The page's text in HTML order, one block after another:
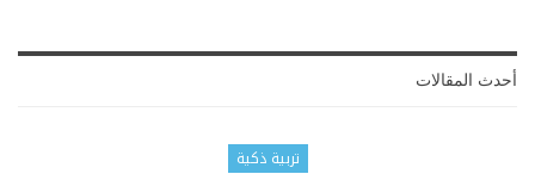
أحدث المقالات
تربية ذكية